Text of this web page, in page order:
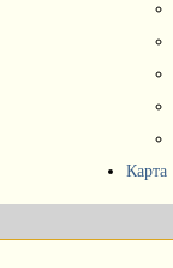
Карта